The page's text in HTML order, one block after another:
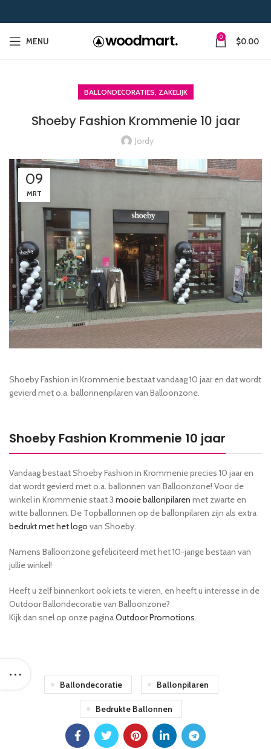
MENU 0 $0.00
BALLONDECORATIES, ZAKELIJK
Shoeby Fashion Krommenie 10 jaar
Jordy
09
MRT
Shoeby Fashion in Krommenie bestaat vandaag 10 jaar en dat wordt
gevierd met o.a. ballonnenpilaren van Balloonzone.
Shoeby Fashion Krommenie 10 jaar
Vandaag bestaat Shoeby Fashion in Krommenie precies 10 jaar en
dat wordt gevierd met o.a. ballonnen van Balloonzone! Voor de
winkel in Krommenie staat 3 mooie ballonpilaren met zwarte en
witte ballonnen. De Topballonnen op de ballonpilaren zijn als extra
bedrukt met het logo van Shoeby.
Namens Balloonzone gefeliciteerd met het 10-jarige bestaan van
jullie winkel!
Heeft u zelf binnenkort ook iets te vieren, en heeft u interesse in de
Outdoor Ballondecoratie van Balloonzone?
Kijk dan snel op onze paginaOutdoor Promotions.
Ballondecoratie Ballonpilaren
Bedrukte Ballonnen